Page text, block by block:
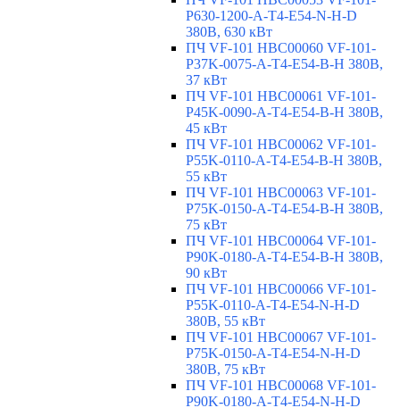
P630-1200-A-T4-E54-N-H-D
380В, 630 кВт
ПЧ VF-101 HBC00060 VF-101-
P37K-0075-A-T4-E54-B-H 380В,
37 кВт
ПЧ VF-101 HBC00061 VF-101-
P45K-0090-A-T4-E54-B-H 380В,
45 кВт
ПЧ VF-101 HBC00062 VF-101-
P55K-0110-A-T4-E54-B-H 380В,
55 кВт
ПЧ VF-101 HBC00063 VF-101-
P75K-0150-A-T4-E54-B-H 380В,
75 кВт
ПЧ VF-101 HBC00064 VF-101-
P90K-0180-A-T4-E54-B-H 380В,
90 кВт
ПЧ VF-101 HBC00066 VF-101-
P55K-0110-A-T4-E54-N-H-D
380В, 55 кВт
ПЧ VF-101 HBC00067 VF-101-
P75K-0150-A-T4-E54-N-H-D
380В, 75 кВт
ПЧ VF-101 HBC00068 VF-101-
P90K-0180-A-T4-E54-N-H-D